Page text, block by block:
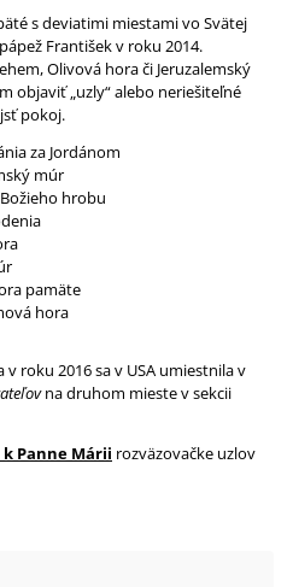
s deviatimi miestami vo Svätej
František v roku 2014.
Olivová hora či Jeruzalemský
objaviť „uzly“ alebo neriešiteľné
pokoj.
za Jordánom
múr
hrobu
pamäte
hora
v roku 2016 sa v USA umiestnila v
na druhom mieste v sekcii
Panne Márii rozväzovačke uzlov